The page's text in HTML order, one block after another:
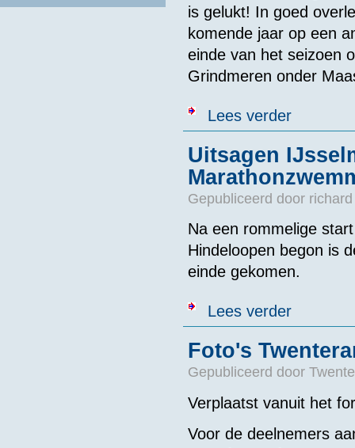
is gelukt! In goed
komende jaar op een
einde van het seizoen
Grindmeren onder
Lees verderover KNZB
Uitsagen
Gepubliceerd door
Na een rommelige
Hindeloopen begon is
einde gekomen.
Lees verderover Uitsagen
Foto's
Gepubliceerd door
Verplaatst vanuit het
Voor de deelnemers